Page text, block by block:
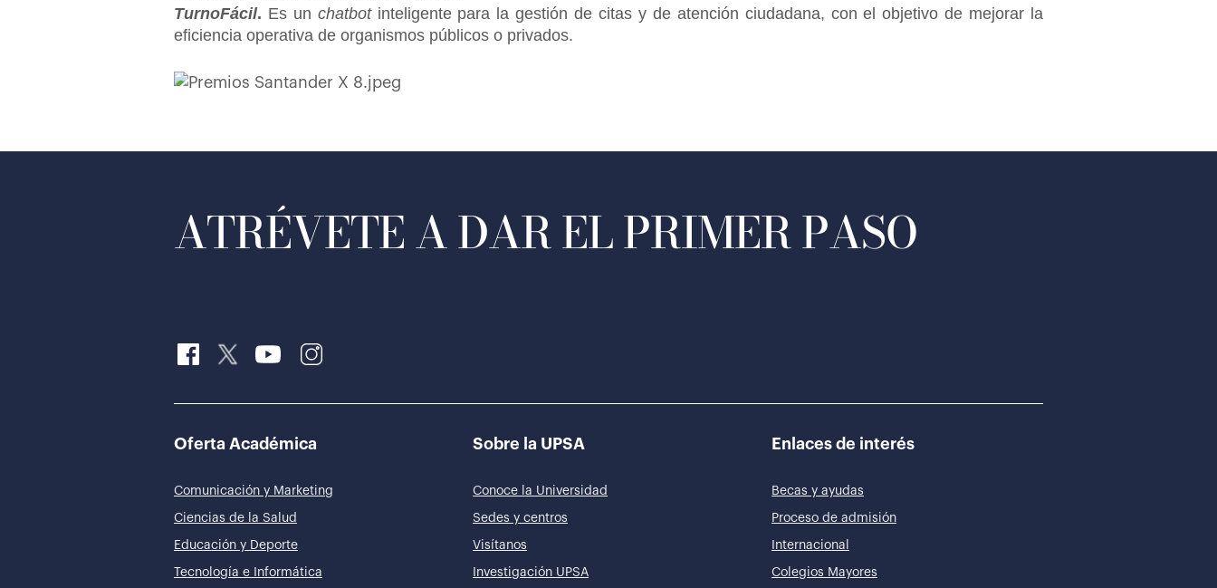
TurnoFácil. Es un chatbotinteligente para la gestión de citas y de atención ciudadana, con el objetivo de mejorar la
eficiencia operativa de organismos públicos o privados.
ATRÉVETE A DAR EL PRIMER PASO
Oferta Académica
Comunicación y Marketing
Ciencias de la Salud
Educación y Deporte
Tecnología e Informática
Sobre la UPSA
Conoce la Universidad
Sedes y centros
Visítanos
Investigación UPSA
Enlaces de interés
Becas y ayudas
Proceso de admisión
Internacional
Colegios Mayores